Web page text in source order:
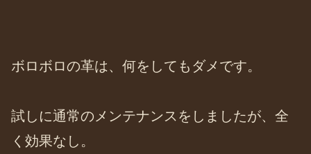
ボロボロの革は、何をしてもダメです。
試しに通常のメンテナンスをしましたが、全
く効果なし。